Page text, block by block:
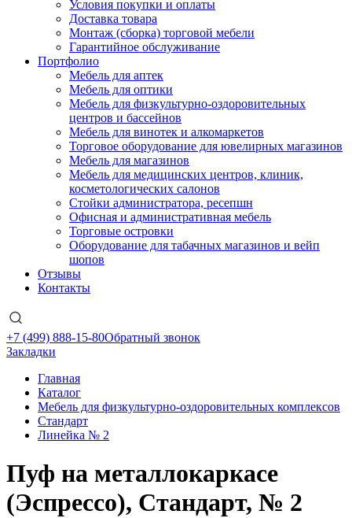
Условия покупки и оплаты
Доставка товара
Монтаж (сборка) торговой мебели
Гарантийное обслуживание
Портфолио
Мебель для аптек
Мебель для оптики
Мебель для физкультурно-оздоровительных
центров и бассейнов
Мебель для винотек и алкомаркетов
Торговое оборудование для ювелирных магазинов
Мебель для магазинов
Мебель для медицинских центров, клиник,
косметологических салонов
Стойки администратора, ресепшн
Офисная и административная мебель
Торговые островки
Оборудование для табачных магазинов и вейп
шопов
Отзывы
Контакты
+7 (499) 888-15-80Обратный звонок
Закладки
Главная
Каталог
Мебель для физкультурно-оздоровительных комплексов
Стандарт
Линейка № 2
Пуф на металлокаркасе
(Эспрессо), Стандарт, № 2